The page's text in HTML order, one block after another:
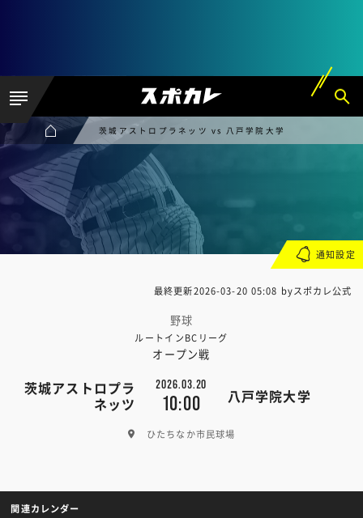
茨城アストロプラネッツ vs 八戸学院大学
最終更新2026-03-20 05:08 byスポカレ公式
野球
ルートインBCリーグ
オープン戦
茨城アストロプラ
ネッツ
2026.03.20
10:00 八戸学院大学
ひたちなか市民球場
通知設定
関連カレンダー